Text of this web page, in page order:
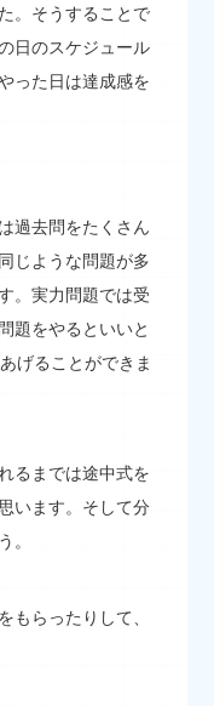
。そうすることで
日のスケジュール
った日は達成感を
過去問をたくさん
じような問題が多
。実力問題では受
題をやるといいと
げることができま
るまでは途中式を
います。そして分
。
らったりして、